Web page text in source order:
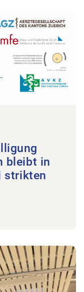
bleibt in
strikten
(BAB) – Kanton
aber sicher: